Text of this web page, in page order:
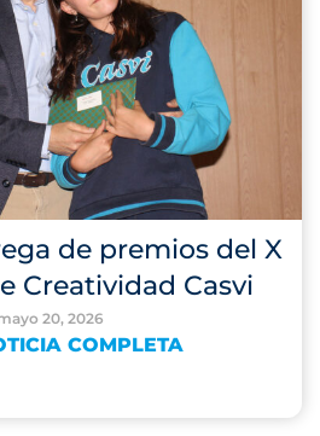
de premios del X
Creatividad Casvi
20, 2026
COMPLETA